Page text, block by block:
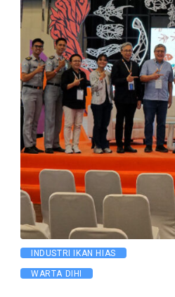
INDUSTRI IKAN HIAS
WARTA DIHI